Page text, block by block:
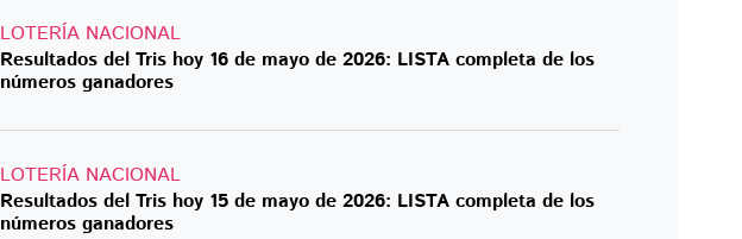
LOTERÍA NACIONAL
Resultados del Tris hoy 16 de mayo de 2026: LISTA completa de los
números ganadores
LOTERÍA NACIONAL
Resultados del Tris hoy 15 de mayo de 2026: LISTA completa de los
números ganadores